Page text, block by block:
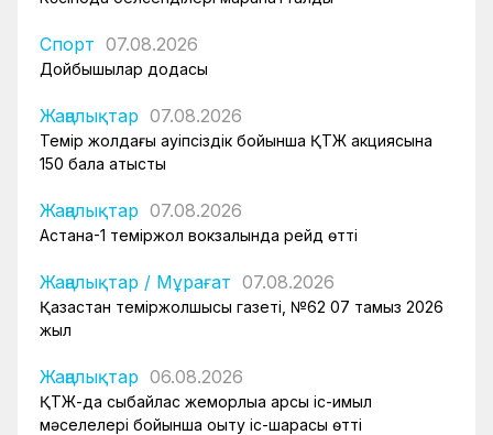
Спорт 07.08.2026
Дойбышылар додасы
Жаңалықтар 07.08.2026
Темір жолдағы қауіпсіздік бойынша ҚТЖ акциясына
150 бала қатысты
Жаңалықтар 07.08.2026
Астана-1 теміржол вокзалында рейд өтті
Жаңалықтар / Мұрағат 07.08.2026
Қазақстан теміржолшысы газеті, №62 07 тамыз 2026
жыл
Жаңалықтар 06.08.2026
ҚТЖ-да сыбайлас жемқорлыққа қарсы іс-қимыл
мәселелері бойынша оқыту іс-шарасы өтті